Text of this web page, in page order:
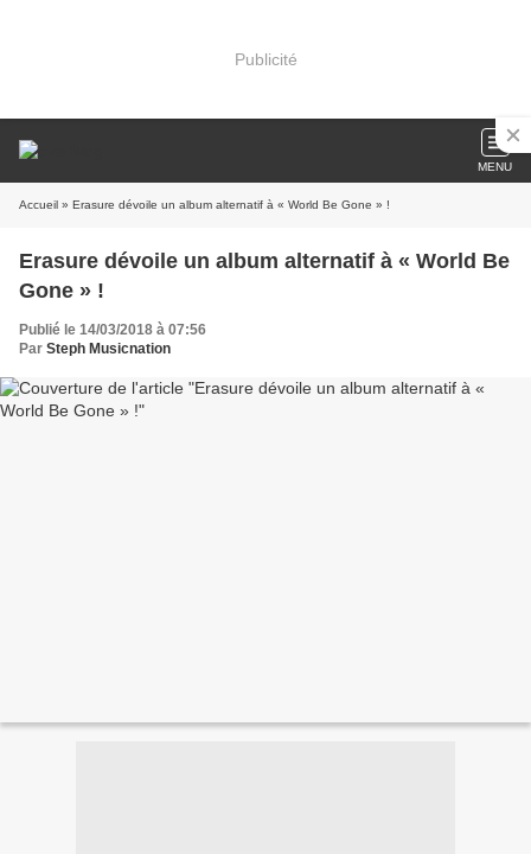
Publicité
MENU
Accueil » Erasure dévoile un album alternatif à « World Be Gone » !
Erasure dévoile un album alternatif à « World Be
Gone » !
Publié le 14/03/2018 à 07:56
Par Steph Musicnation